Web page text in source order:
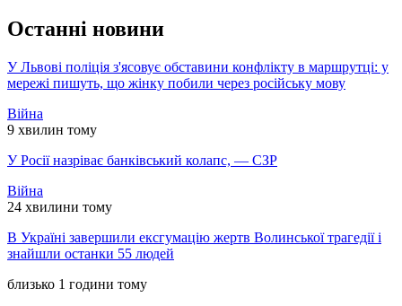
Останні новини
У Львові поліція з'ясовує обставини конфлікту в маршрутці: у
мережі пишуть, що жінку побили через російську мову
Війна
9 хвилин тому
У Росії назріває банківський колапс, — СЗР
Війна
24 хвилини тому
В Україні завершили ексгумацію жертв Волинської трагедії і
знайшли останки 55 людей
близько 1 години тому